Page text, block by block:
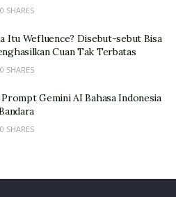
0 SHARES
Itu Wefluence? Disebut-sebut Bisa
Cuan Tak Terbatas
0 SHARES
Gemini AI Bahasa Indonesia
0 SHARES